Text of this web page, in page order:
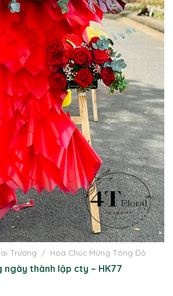
Trương / Hoa Chúc Mừng Tông Đỏ
ngày thành lập cty – HK77